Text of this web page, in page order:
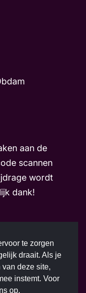
aan de
scannen
wordt
dank!
te zorgen
draait. Als je
deze site,
instemt. Voor
op.